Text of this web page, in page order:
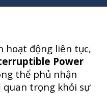
hoạt động liên tục,
Power
thể phủ nhận
quan trọng khỏi sự